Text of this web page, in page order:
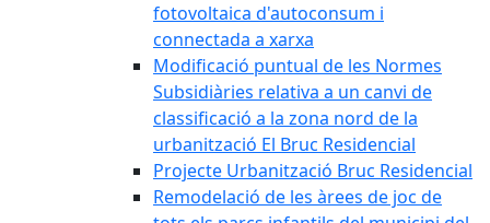
fotovoltaica d'autoconsum i
connectada a xarxa
Modificació puntual de les Normes
Subsidiàries relativa a un canvi de
classificació a la zona nord de la
urbanització El Bruc Residencial
Projecte Urbanització Bruc Residencial
Remodelació de les àrees de joc de